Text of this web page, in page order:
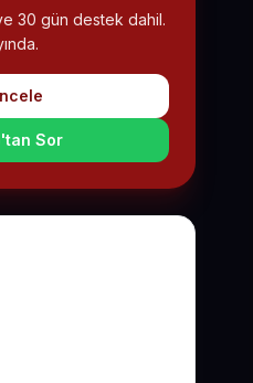
30 gün destek dahil.
Sor